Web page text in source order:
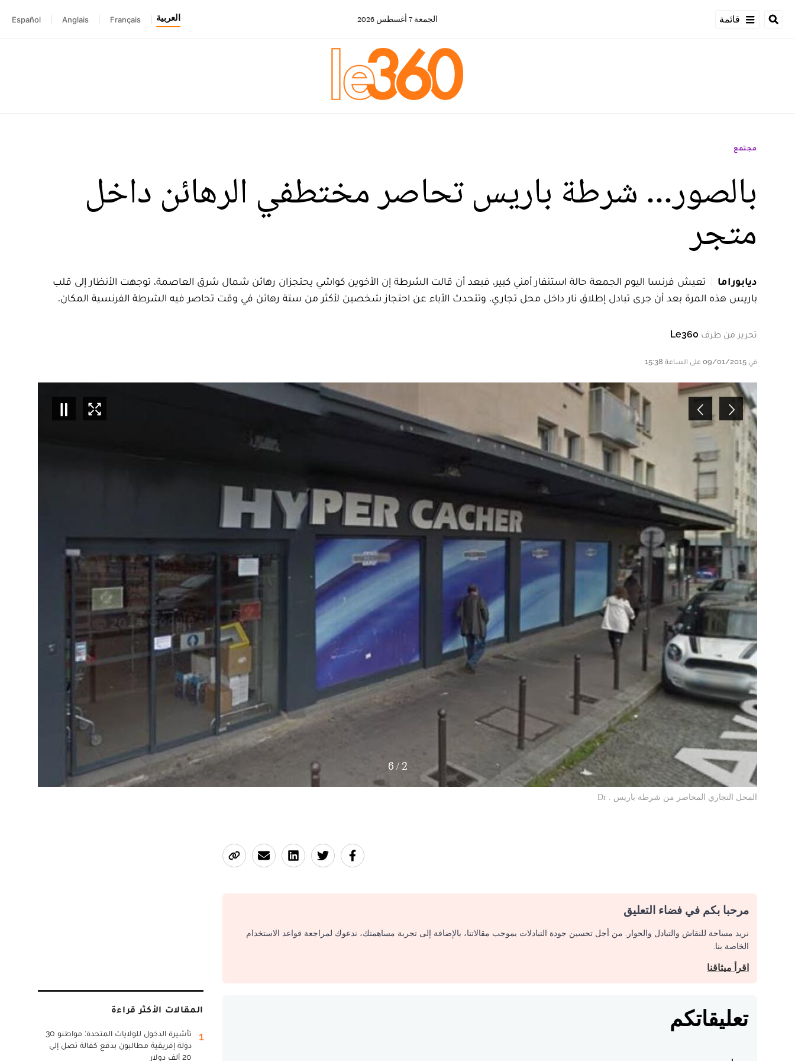
قائمة الجمعة 7 أغسطس 2026 العربية Français
Anglais
Español
مجتمع
بالصور... شرطة باريس تحاصر مختطفي الرهائن داخل
متجر
ديابوراما
تعيش فرنسا اليوم الجمعة حالة استنفار أمني كبير، فبعد أن قالت الشرطة إن الأخوين كواشي يحتجزان رهائن شمال شرق العاصمة، توجهت الأنظار إلى قلب
باريس هذه المرة بعد أن جرى تبادل إطلاق نار داخل محل تجاري. وتتحدث الأباء عن احتجاز شخصين لأكثر من ستة رهائن في وقت تحاصر فيه الشرطة الفرنسية المكان.
تحرير من طرف Le360
في 09/01/2015 على الساعة 15:38
3
/
6
Dr
مرحبا بكم في فضاء التعليق
نريد مساحة للنقاش والتبادل والحوار. من أجل تحسين جودة التبادلات بموجب مقالاتنا، بالإضافة إلى تجربة مساهمتك، ندعوك لمراجعة قواعد الاستخدام
الخاصة بنا.
اقرأ ميثاقنا
تعليقاتكم المقالات الأكثر قراءة
1
تأشيرة الدخول للولايات المتحدة: مواطنو 30
دولة إفريقية مطالبون بدفع كفالة تصل إلى
20 ألف دولار